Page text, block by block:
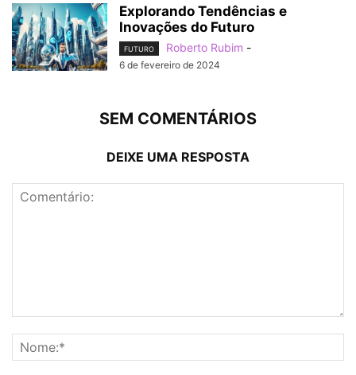
Explorando Tendências e
Inovações do Futuro
FUTURO Roberto Rubim -
6 de fevereiro de 2024
SEM COMENTÁRIOS
DEIXE UMA RESPOSTA